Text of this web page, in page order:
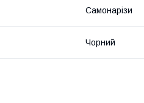
Самонарізи
Чорний